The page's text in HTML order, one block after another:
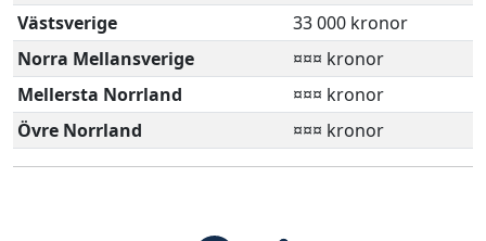
Västsverige
33 000 kronor
Norra Mellansverige
¤¤¤ kronor
Mellersta Norrland
¤¤¤ kronor
Övre Norrland
¤¤¤ kronor